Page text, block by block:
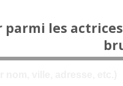
parmi les